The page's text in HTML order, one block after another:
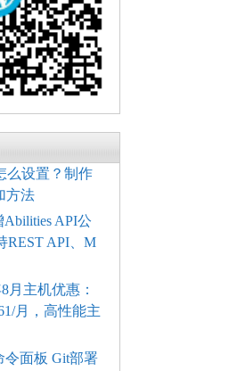
么设置？制作
方法
Abilities API公
REST API、M
月主机优惠：
月，高性能主
令面板 Git部署